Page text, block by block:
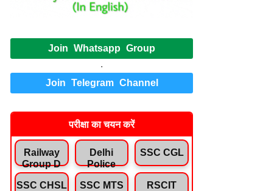
Join Whatsapp Group
.
Join Telegram Channel
परीक्षा का चयन करें
Railway
Group D
Delhi
Police
SSC CGL
SSC CHSL SSC MTS RSCIT